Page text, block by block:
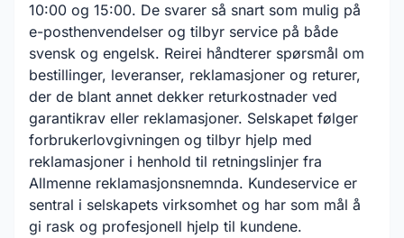
10:00 og 15:00. De svarer så snart som mulig på
e-posthenvendelser og tilbyr service på både
svensk og engelsk. Reirei håndterer spørsmål om
bestillinger, leveranser, reklamasjoner og returer,
der de blant annet dekker returkostnader ved
garantikrav eller reklamasjoner. Selskapet følger
forbrukerlovgivningen og tilbyr hjelp med
reklamasjoner i henhold til retningslinjer fra
Allmenne reklamasjonsnemnda. Kundeservice er
sentral i selskapets virksomhet og har som mål å
gi rask og profesjonell hjelp til kundene.